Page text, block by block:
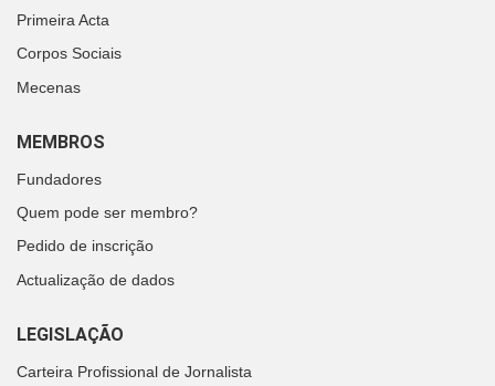
Primeira Acta
Corpos Sociais
Mecenas
MEMBROS
Fundadores
Quem pode ser membro?
Pedido de inscrição
Actualização de dados
LEGISLAÇÃO
Carteira Profissional de Jornalista